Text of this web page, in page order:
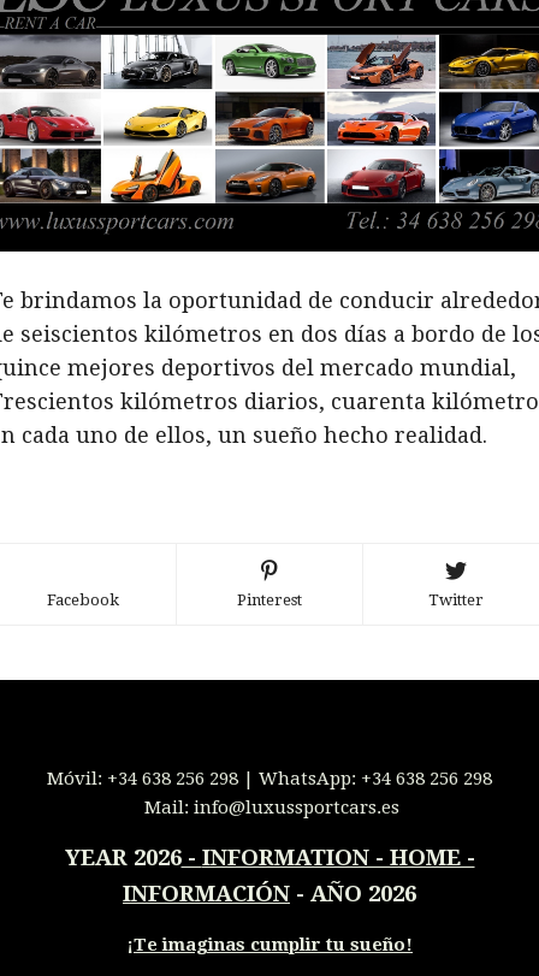
brindamos la oportunidad de conducir
seiscientos kilómetros en dos días a bordo de
mejores deportivos del mercado mundial,
kilómetros diarios, cuarenta
cada uno de ellos, un sueño hecho realidad.
Facebook Pinterest Twitter
Móvil: +34 638 256 298 | WhatsApp: +34 638 256 298
Mail: info@luxussportcars.es
YEAR 2026- INFORMATION - HOME -
INFORMACIÓN - AÑO 2026
¡Te imaginas cumplir tu sueño!